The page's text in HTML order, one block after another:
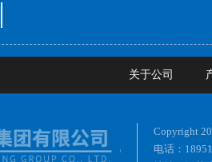
关于公司
Copyright
电话：